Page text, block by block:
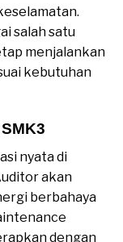
salah satu
menjalankan
kebutuhan
nyata di
akan
berbahaya
dengan